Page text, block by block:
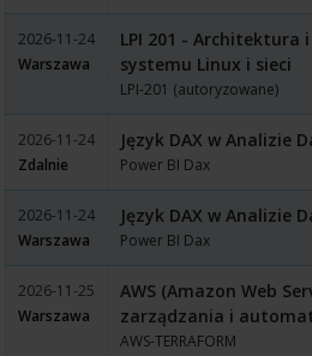
2026-11-24
Warszawa
LPI 201 -
systemu Linux i sieci
LPI-201 (autoryzowane)
2026-11-24
Zdalnie
Język DAX w Analizie
Power BI Dax
2026-11-24
Warszawa
Język DAX w Analizie
Power BI Dax
2026-11-25
Warszawa
AWS (Amazon Web
zarządzania i
AWS-TERRAFORM